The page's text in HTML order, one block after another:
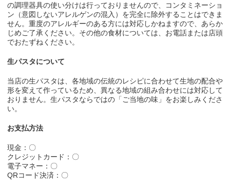
の調理器具の使い分けは行っておりませんので、コンタミネーショ
ン（意図しないアレルゲンの混入）を完全に除外することはできま
せん。重度のアレルギーのある方には対応しかねますので、あらか
じめご了承ください。その他の食材については、お電話または店頭
でおたずねください。
生パスタについて
当店の生パスタは、各地域の伝統のレシピに合わせて生地の配合や
形を変えて作っているため、異なる地域の組み合わせには対応して
おりません。生パスタならではの「ご当地の味」をお楽しみくださ
い。
お支払方法
現金：〇
クレジットカード：〇
電子マネー：〇
QRコード決済：〇